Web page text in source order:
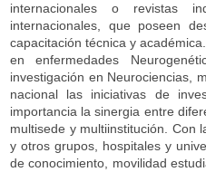
internacionales o revistas
internacionales, que poseen
capacitación técnica y
en enfermedades
investigación en Neurociencias,
nacional las iniciativas de
importancia la sinergia entre
multisede y multiinstitución. Con
y otros grupos, hospitales y
de conocimiento, movilidad